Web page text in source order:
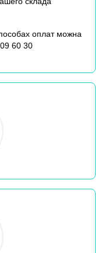
оплат можна
60 30